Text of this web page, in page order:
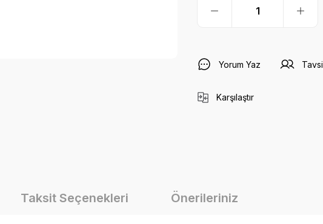
Yorum Yaz
Karşılaştır
Taksit Seçenekleri Önerileriniz